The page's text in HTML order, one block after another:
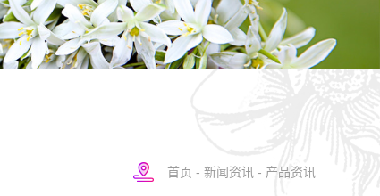
首页 - 新闻资讯 - 产品资讯